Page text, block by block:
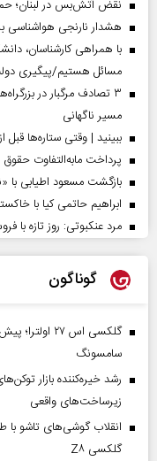
نقض آتش‌بس در لبنان؛
هشدار نارنجی هواشناسی برای ۴ استان؛ خطر سیلاب و رعدوبرق در
با همراهی کارشناسان،
مسائل هستیم/پیگیری دولت
۳ تصادف مرگبار در
مسیر ناگهانی
ببینید | وقتی ستاره‌ها
پرداخت مابه‌التفاوت
بازگشت مسعود اطیابی با
ابراهیم حاتمی کیا با
مرد عنکبوتی: روز تازه با فروش ۵۰۰ میلیون دلاری در آمریکا
گوناگون
گلکسی اس ۲۷
سامسونگ
زیرساخت‌های واقعی
انقلاب گوشی‌های تاشو‌
گلکسی Z۸